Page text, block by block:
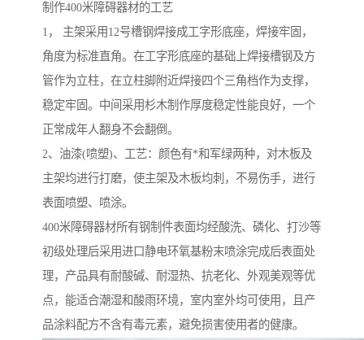
制作400米障碍器材的工艺
1， 主架采用12号槽钢焊接成工字形底座，焊接牢固，
角度为标准直角。在工字形底座的基础上焊接槽钢及方
管作为立柱，在立柱脚附近焊接四个三角档作为支撑，
稳定牢固。中间采用杉木制作厚度稳定性能良好，一个
正常成年人翻身不会翻倒。
2、油漆(喷塑)、工艺：颜色有*和军绿两种，对木板及
主架均进行打磨，使主架及木板均刺，不易伤手，进行
表面喷塑、喷涂。
400米障碍器材所有钢制件表面均经酸洗、磷化、打沙等
初级处理后采用进口静电环氧基粉末喷涂完成后表面处
理，产品具有耐酸碱、耐湿热、抗老化、外观美观等优
点，能适合潮湿和酸雨环境，室内室外均可使用，且产
品涂料配方不含有毒元素，避免损害使用者的健康。